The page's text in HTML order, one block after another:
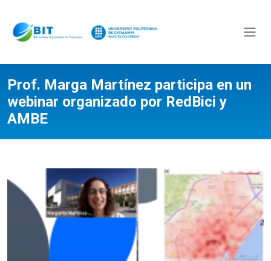
Prof. Marga Martínez participa en un
webinar organizado por RedBici y
AMBE